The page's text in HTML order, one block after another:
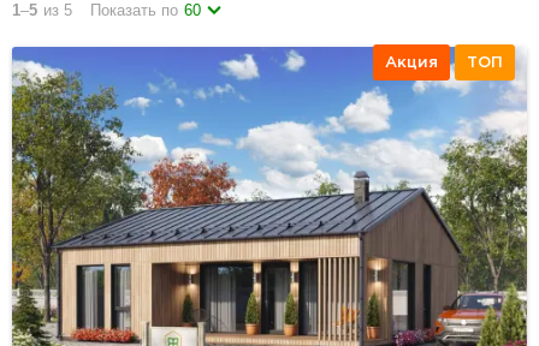
1–5 из 5 Показать по 60
Акция ТОП